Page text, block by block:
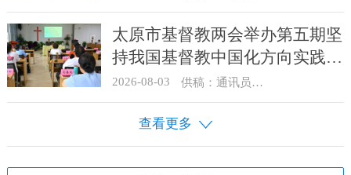
太原市基督教两会举办第五期坚
持我国基督教中国化方向实践能
力专题培训
2026-08-03 供稿：通讯员 王建春 摄影：史爱梅
查看更多